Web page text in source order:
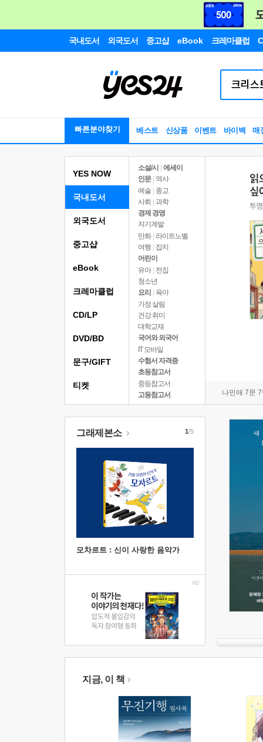
국내도서 외국도서 중고샵 eBook 크레마클럽
빠른분야찾기 베스트 신상품 이벤트 바이백 매
YES NOW
국내도서
소설/시
에세이
인문
역사
예술 | 종교
사회 | 과학
경제 경영
자기계발
만화 | 라이트노벨
여행
잡지
어린이
유아 | 전집
청소년
요리
육아
가정 살림
건강 취미
대학교재
국어와 외국어
IT 모바일
수험서 자격증
초등참고서
중등참고서
고등참고서
나민애 7문
외국도서
중고샵
eBook
크레마클럽
CD/LP
DVD/BD
문구/GIFT
티켓
그래제본소
모차르트 : 신이 사랑한 음악가
1/5
지금, 이 책